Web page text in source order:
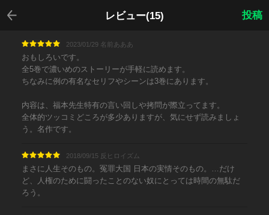
レビュー(15)
戻る
投稿
2023/01/29 名前あああ
おもしろいです。
全5巻で濃いめのストーリーが手軽に読めます。
ちなみに例の有名なセリフやシーンは3巻にあります。
内容は、福本先生特有の言い回しや拷問が際立ってます。
全体的ツッコミどころが多少ありますが、気にせず読みましょ
う。名作です。
2018/09/15 反ヒロイズム
まさに人生そのもの。冤罪大国 日本の実情そのもの。…だけ
ど、人権のために闘ったことのない奴にとっては時間の無駄だ
ろう。